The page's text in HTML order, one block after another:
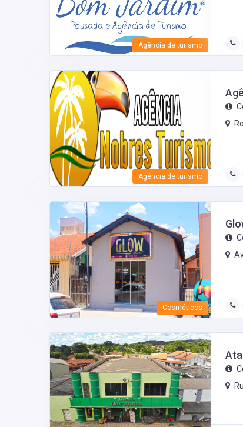
Agência de turismo
Agência de turismo
Cosméticos